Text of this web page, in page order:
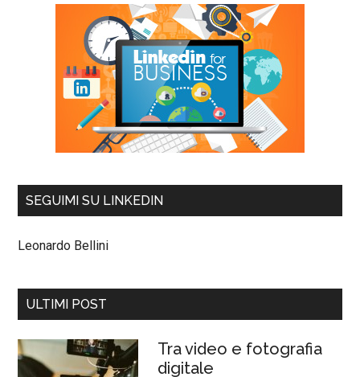
SEGUIMI SU LINKEDIN
Leonardo Bellini
ULTIMI POST
Tra video e fotografia
digitale